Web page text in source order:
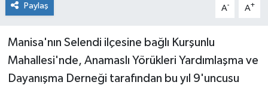
Paylaş A- A+
Manisa'nın Selendi ilçesine bağlı Kurşunlu
Mahallesi'nde, Anamaslı Yörükleri Yardımlaşma ve
Dayanışma Derneği tarafından bu yıl 9'uncusu